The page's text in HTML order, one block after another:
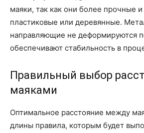
маяки, так как они более прочные
пластиковые или деревянные.
направляющие не деформируются
обеспечивают стабильность в
Правильный выбор
маяками
Оптимальное расстояние между
длины правила, которым будет